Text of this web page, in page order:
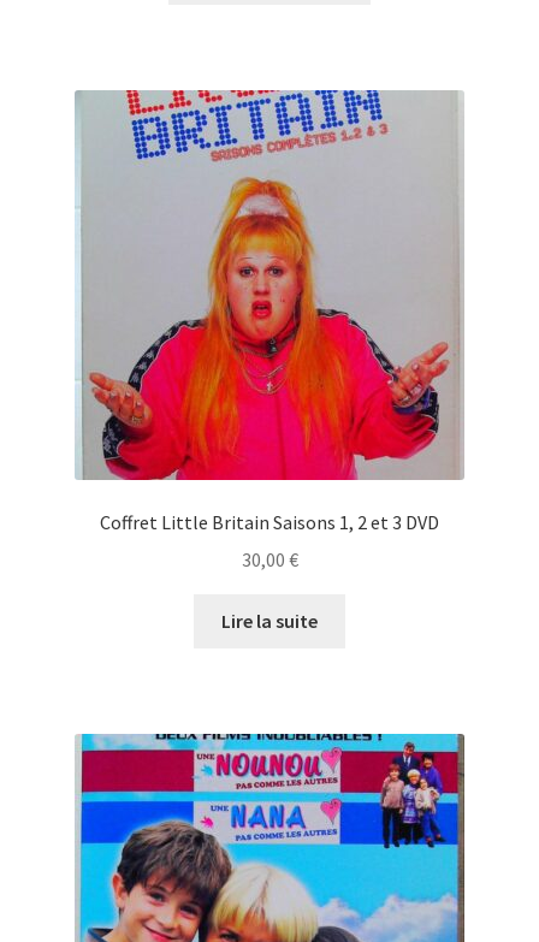
Coffret Little Britain Saisons 1, 2 et 3 DVD
30,00 €
Lire la suite